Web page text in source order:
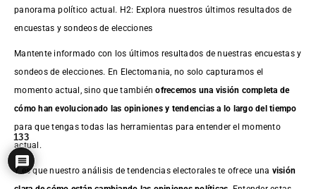
panorama político actual. H2: Explora nuestros últimos resultados de
encuestas y sondeos de elecciones
Mantente informado con los últimos resultados de nuestras encuestasy
sondeos de elecciones. En Electomania, no solo capturamos el
momento actual, sino que tambiénofrecemos una visión completa de
cómo han evolucionado las opiniones y tendencias a lo largo del tiempo
para que tengas todas las herramientas para entender el momento
actual.
Y es que nuestro análisis de tendencias electorales te ofrece una visión
133